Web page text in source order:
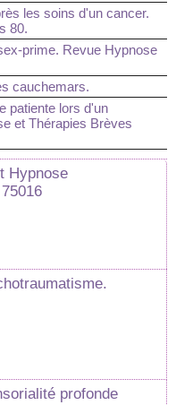
les soins d'un cancer.
80.
prime. Revue Hypnose
cauchemars.
patiente lors d'un
et Thérapies Brèves
Hypnose
profonde